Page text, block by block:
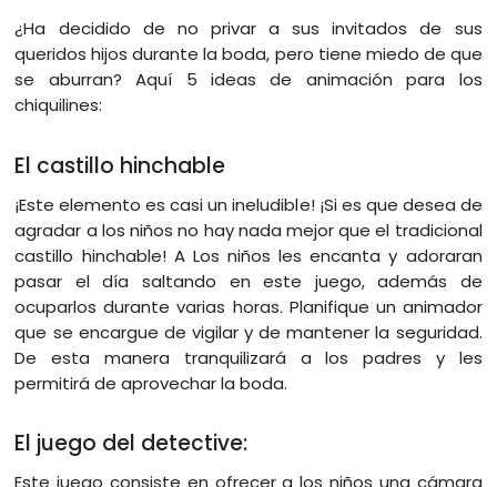
¿Ha decidido de no privar a sus invitados de sus
queridos hijos durante la boda, pero tiene miedo de que
se aburran? Aquí 5 ideas de animación para los
chiquilines:
El castillo hinchable
¡Este elemento es casi un ineludible! ¡Si es que desea de
agradar a los niños no hay nada mejor que el tradicional
castillo hinchable! A Los niños les encanta y adoraran
pasar el día saltando en este juego, además de
ocuparlos durante varias horas. Planifique un animador
que se encargue de vigilar y de mantener la seguridad.
De esta manera tranquilizará a los padres y les
permitirá de aprovechar la boda.
El juego del detective:
Este juego consiste en ofrecer a los niños una cámara